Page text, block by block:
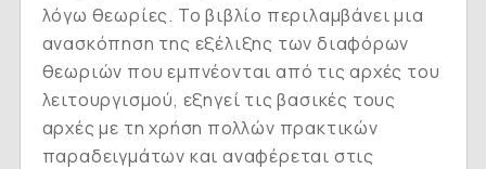
λόγω θεωρίες. Το βιβλίο περιλαμβάνει μια
ανασκόπηση της εξέλιξης των διαφόρων
θεωριών που εμπνέονται από τις αρχές του
λειτουργισμού, εξηγεί τις βασικές τους
αρχές με τη χρήση πολλών πρακτικών
παραδειγμάτων και αναφέρεται στις